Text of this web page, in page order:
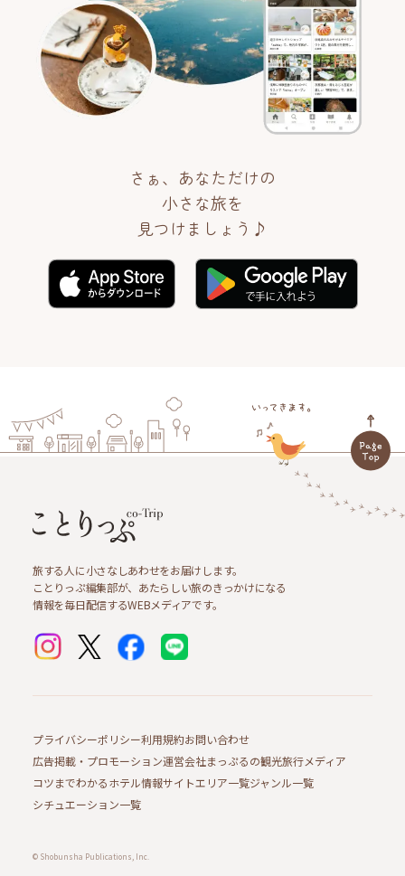
さぁ、あなただけの
小さな旅を
見つけましょう♪
旅する人に小さなしあわせをお届けします。
ことりっぷ編集部が、あたらしい旅のきっかけになる
情報を毎日配信するWEBメディアです。
プライバシーポリシー利用規約お問い合わせ
広告掲載・プロモーション運営会社まっぷるの観光旅行メディア
コツまでわかるホテル情報サイトエリア一覧ジャンル一覧
シチュエーション一覧
© Shobunsha Publications, Inc.